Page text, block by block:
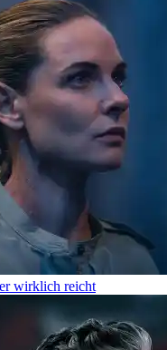
wirklich reicht